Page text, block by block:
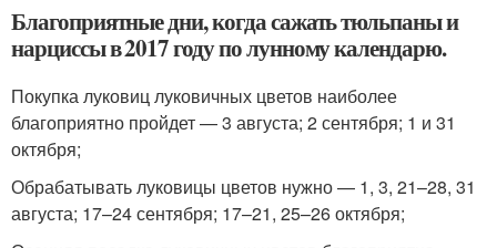
Благоприятные дни, когда сажать тюльпаны и
нарциссы в 2017 году по лунному календарю.
Покупка луковиц луковичных цветов наиболее
благоприятно пройдет — 3 августа; 2 сентября; 1 и 31
октября;
Обрабатывать луковицы цветов нужно — 1, 3, 21–28, 31
августа; 17–24 сентября; 17–21, 25–26 октября;